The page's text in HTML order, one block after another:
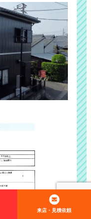
来店・見積依頼